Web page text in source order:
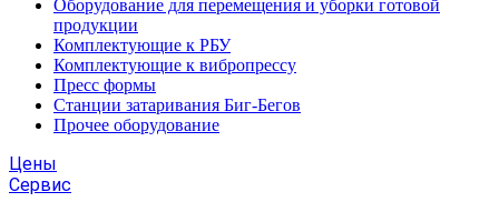
Оборудование для перемещения и уборки готовой
продукции
Комплектующие к РБУ
Комплектующие к вибропрессу
Пресс формы
Станции затаривания Биг-Бегов
Прочее оборудование
Цены
Сервис